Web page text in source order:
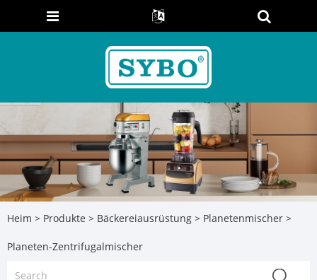
Heim > Produkte > Bäckereiausrüstung > Planetenmischer >
Planeten-Zentrifugalmischer